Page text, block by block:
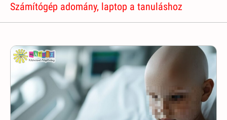
Számítógép adomány, laptop a tanuláshoz